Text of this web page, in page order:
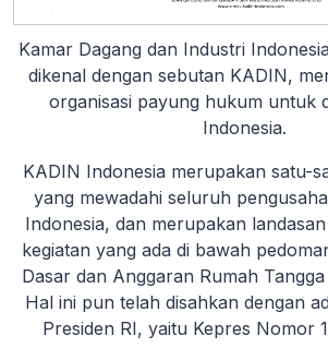
Kamar Dagang dan Industri
dikenal dengan sebutan KADIN,
organisasi payung hukum untuk
Indonesia.
KADIN Indonesia merupakan satu-
yang mewadahi seluruh
Indonesia, dan merupakan
kegiatan yang ada di bawah
Dasar dan Anggaran Rumah
Hal ini pun telah disahkan dengan
Presiden RI, yaitu Kepres Nomor